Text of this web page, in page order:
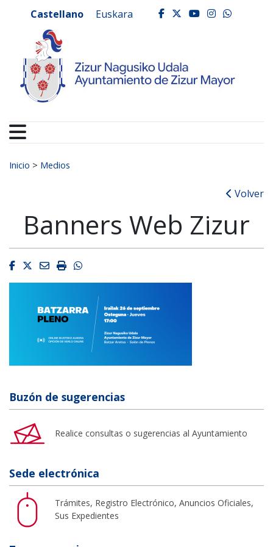
Ayuntamiento de
Castellano Euskara facebook
twitter
youtube
Buscar:
Inicio > Medios
Volver
Banners Web Zizur
Facebook
Twitter
EmailImprimirWhatsapp
Buzón de sugerencias
Realice consultas o sugerencias al Ayuntamiento
Sede electrónica
Trámites, Registro Electrónico, Anuncios Oficiales,
Sus Expedientes